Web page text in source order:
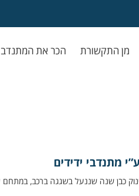
מן התקשורת הכר את המתנדב
מתנדבי ידידים